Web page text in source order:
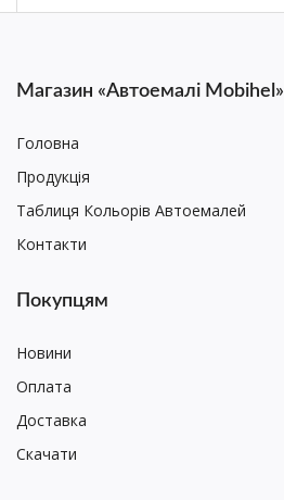
Магазин «Автоемалі Mobihel»
Головна
Продукція
Таблиця Кольорів Автоемалей
Контакти
Покупцям
Новини
Оплата
Доставка
Скачати